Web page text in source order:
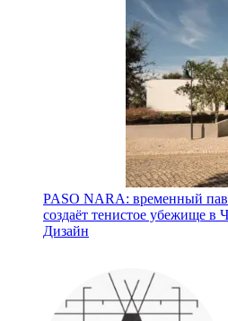
PASO NARA: временный
создаёт тенистое убежище в
Дизайн